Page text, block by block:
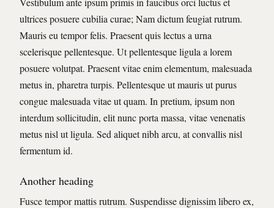
ultrices posuere cubilia curae; Nam dictum feugiat rutrum.
Mauris eu tempor felis. Praesent quis lectus a urna
scelerisque pellentesque. Ut pellentesque ligula a lorem
posuere volutpat. Praesent vitae enim elementum, malesuada
metus in, pharetra turpis. Pellentesque ut mauris ut purus
congue malesuada vitae ut quam. In pretium, ipsum non
interdum sollicitudin, elit nunc porta massa, vitae venenatis
metus nisl ut ligula. Sed aliquet nibh arcu, at convallis nisl
fermentum id.
Another heading
Fusce tempor mattis rutrum. Suspendisse dignissim libero ex,